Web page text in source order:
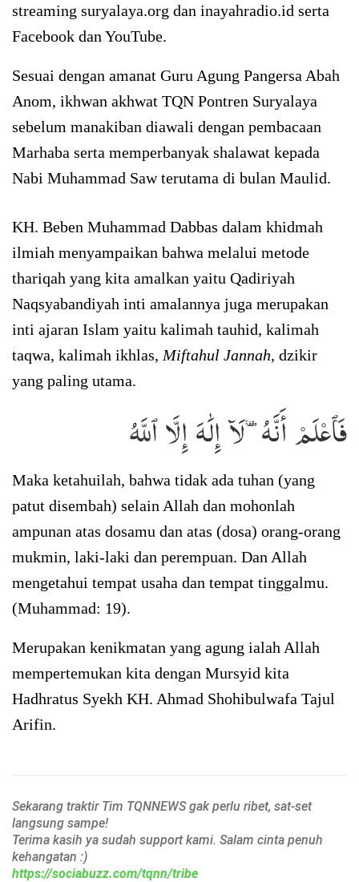
streaming suryalaya.org dan inayahradio.id serta
Facebook dan YouTube.
Sesuai dengan amanat Guru Agung Pangersa Abah
Anom, ikhwan akhwat TQN Pontren Suryalaya
sebelum manakiban diawali dengan pembacaan
Marhaba serta memperbanyak shalawat kepada
Nabi Muhammad Saw terutama di bulan Maulid.
KH. Beben Muhammad Dabbas dalam khidmah
ilmiah menyampaikan bahwa melalui metode
thariqah yang kita amalkan yaitu Qadiriyah
Naqsyabandiyah inti amalannya juga merupakan
inti ajaran Islam yaitu kalimah tauhid, kalimah
taqwa, kalimah ikhlas, Miftahul Jannah, dzikir
yang paling utama.
فَٱعۡلَمۡ أَنَّهُۥ لَآ إِلَٰهَ إِلَّا ٱللَّهُ
Maka ketahuilah, bahwa tidak ada tuhan (yang
patut disembah) selain Allah dan mohonlah
ampunan atas dosamu dan atas (dosa) orang-orang
mukmin, laki-laki dan perempuan. Dan Allah
mengetahui tempat usaha dan tempat tinggalmu.
(Muhammad: 19).
Merupakan kenikmatan yang agung ialah Allah
mempertemukan kita dengan Mursyid kita
Hadhratus Syekh KH. Ahmad Shohibulwafa Tajul
Arifin.
Sekarang traktir Tim TQNNEWS gak perlu ribet, sat-set
langsung sampe!
Terima kasih ya sudah support kami. Salam cinta penuh
kehangatan :)
https://sociabuzz.com/tqnn/tribe